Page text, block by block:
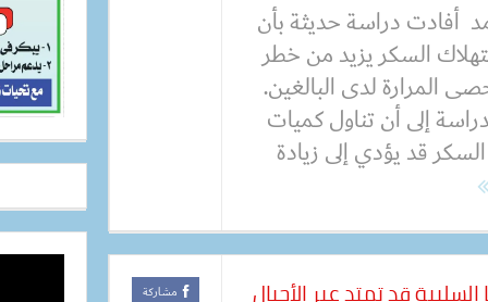
أفادت دراسة حديثة بأن
السكر يزيد من خطر
المرارة لدى البالغين.
إلى أن تناول كميات
قد يؤدي إلى زيادة
قد تمتد عبر الأجيال مشاركة